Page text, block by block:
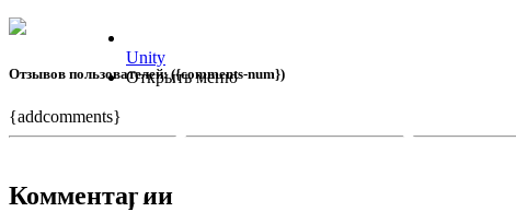
Unity
Открыть меню
Отзывов пользователей: ({comments-num})
{addcomments}
Комментарии